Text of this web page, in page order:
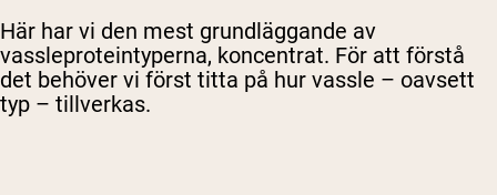
Här har vi den mest grundläggande av
vassleproteintyperna, koncentrat. För att förstå
det behöver vi först titta på hur vassle – oavsett
typ – tillverkas.